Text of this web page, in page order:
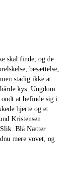
skal finde, og de
besættelse,
stadig ikke at
kys. Ungdom
at befinde sig i.
hjerte og et
Kristensen
Slik. Blå Nætter
mere vovet, og